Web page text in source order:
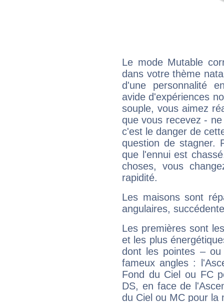
Le mode Mutable
dans votre thème
d'une personnalité
avide d'expériences
souple, vous aimez
que vous recevez -
c'est le danger de
question de stagner.
que l'ennui est
choses, vous
rapidité.
Les maisons sont
angulaires,
Les premières sont
et les plus
dont les pointes –
fameux angles :
Fond du Ciel ou FC
DS, en face de
du Ciel ou MC pour la